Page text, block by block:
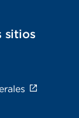
sitios